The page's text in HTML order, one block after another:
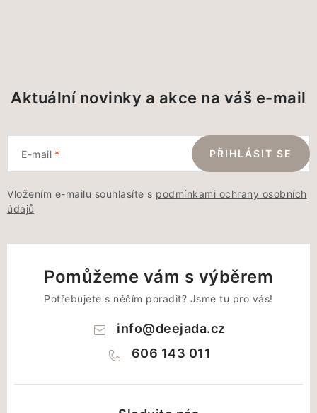
Aktuální novinky a akce na váš e-mail
E-mail
Vložením e-mailu souhlasíte s podmínkami ochrany osobních
údajů
PŘIHLÁSIT SE
Pomůžeme vám s výběrem
Potřebujete s něčím poradit? Jsme tu pro vás!
info@deejada.cz
606 143 011